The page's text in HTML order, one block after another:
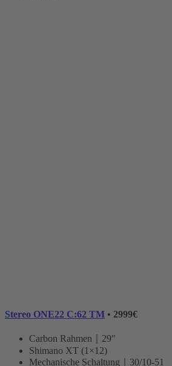
Stereo ONE22 C:62 TM • 2999€
Carbon Rahmen｜29″
Shimano XT (1×12)
Mechanische Schaltung｜30/10-51